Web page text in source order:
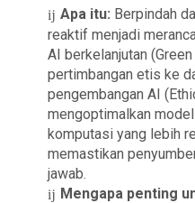
Apa itu: Berpindah
reaktif menjadi
AI berkelanjutan
pertimbangan etis ke
pengembangan AI
mengoptimalkan
komputasi yang lebih
memastikan
jawab.
Mengapa penting